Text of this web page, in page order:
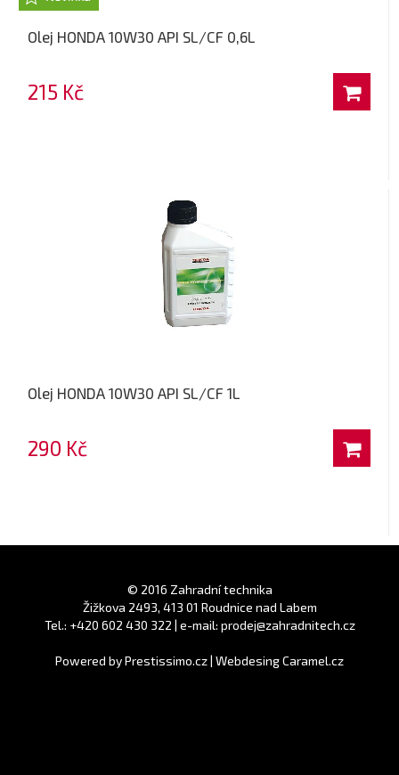
Olej HONDA 10W30 API SL/CF 0,6L
215 Kč
Olej HONDA 10W30 API SL/CF 1L
290 Kč
© 2016 Zahradní technika
Žižkova 2493, 413 01 Roudnice nad Labem
Tel.: +420 602 430 322 | e-mail: prodej@zahradnitech.cz
Powered byPrestissimo.cz| Webdesing Caramel.cz